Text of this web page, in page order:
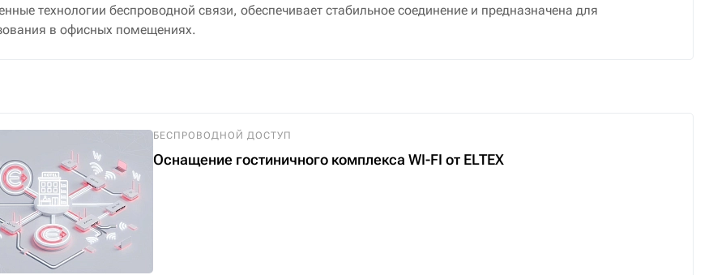
технологии беспроводной связи, обеспечивает стабильное соединение и предназначена для
в офисных помещениях.
БЕСПРОВОДНОЙ ДОСТУП
Оснащение гостиничного комплекса WI-FI от ELTEX